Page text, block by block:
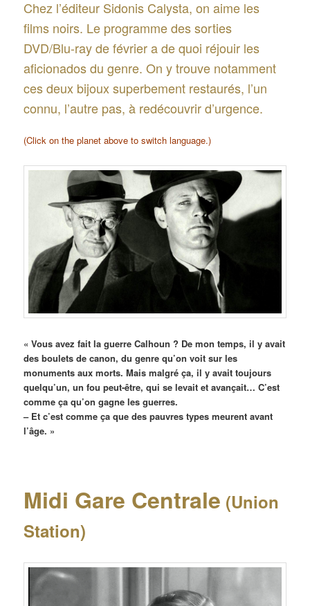
Chez l’éditeur Sidonis Calysta, on aime les
films noirs. Le programme des sorties
DVD/Blu-ray de février a de quoi réjouir les
aficionados du genre. On y trouve notamment
ces deux bijoux superbement restaurés, l’un
connu, l’autre pas, à redécouvrir d’urgence.
(Click on the planet above to switch language.)
« Vous avez fait la guerre Calhoun ? De mon temps, il y avait
des boulets de canon, du genre qu’on voit sur les
monuments aux morts. Mais malgré ça, il y avait toujours
quelqu’un, un fou peut-être, qui se levait et avançait… C’est
comme ça qu’on gagne les guerres.
– Et c’est comme ça que des pauvres types meurent avant
l’âge. »
Midi Gare Centrale (Union
Station)